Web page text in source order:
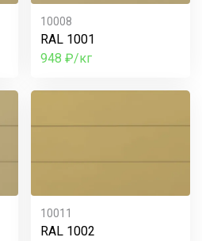
10008
RAL 1001
948 ₽/кг
10011
RAL 1002